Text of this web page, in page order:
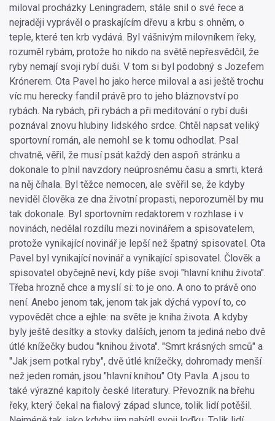
miloval procházky Leningradem, stále snil o své řece a
nejraději vyprávěl o praskajícím dřevu a krbu s ohněm, o
teple, které ten krb vydává. Byl vášnivým milovníkem řeky,
rozuměl rybám, protože ho nikdo na světě nepřesvědčil, že
ryby nemají svoji rybí duši. V tom si byl podobný s Jozefem
Krónerem. Ota Pavel ho jako herce miloval a asi ještě trochu
víc mu herecky fandil právě pro to jeho bláznovství po
rybách. Na rybách, při rybách a při meditování o rybí duši
poznával znovu hlubiny lidského srdce. Chtěl napsat veliký
sportovní román, ale nemohl se k tomu odhodlat. Psal
chvatně, věřil, že musí psát každý den aspoň stránku a
dokonale to plnil navzdory neúprosnému času a smrti, která
na něj číhala. Byl těžce nemocen, ale svěřil se, že kdyby
neviděl člověka ze dna životní propasti, neporozuměl by mu
tak dokonale. Byl sportovním redaktorem v rozhlase i v
novinách, nedělal rozdílu mezi novinářem a spisovatelem,
protože vynikající novinář je lepší než špatný spisovatel. Ota
Pavel byl vynikající novinář a vynikající spisovatel. Člověk a
spisovatel obyčejně neví, kdy píše svoji "hlavní knihu života".
Třeba hrozně chce a myslí si: to je ono. A ono to právě ono
není. Anebo jenom tak, jenom tak jak dýchá vypoví to, co
vypovědět chce a ejhle: na světe je kniha života. A kdyby
byly ještě desítky a stovky dalších, jenom ta jediná nebo dvě
útlé knížečky budou "knihou života". "Smrt krásných srnců" a
"Jak jsem potkal ryby", dvě útlé knížečky, dohromady menší
než jeden román, jsou "hlavní knihou" Oty Pavla. A jsou to
také výrazné kapitoly české literatury. Převozník na břehu
řeky, který čekal na fialový západ slunce, tolik lidí potěšil.